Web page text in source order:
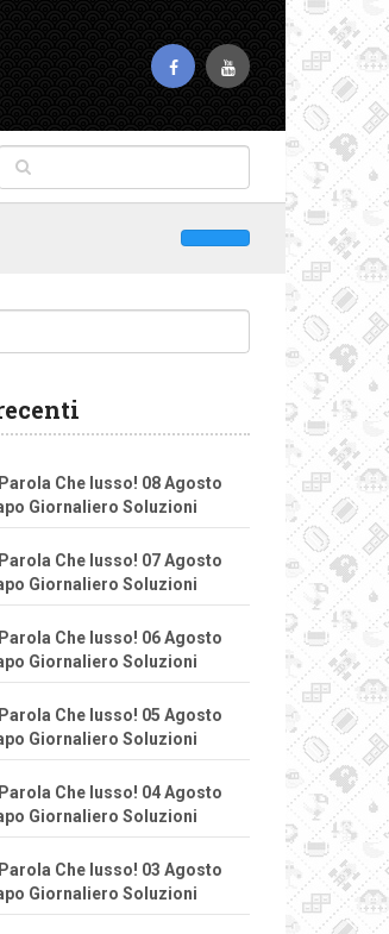
Che lusso! 08 Agosto
Giornaliero Soluzioni
Che lusso! 07 Agosto
Giornaliero Soluzioni
Che lusso! 06 Agosto
Giornaliero Soluzioni
Che lusso! 05 Agosto
Giornaliero Soluzioni
Che lusso! 04 Agosto
Giornaliero Soluzioni
Che lusso! 03 Agosto
Giornaliero Soluzioni